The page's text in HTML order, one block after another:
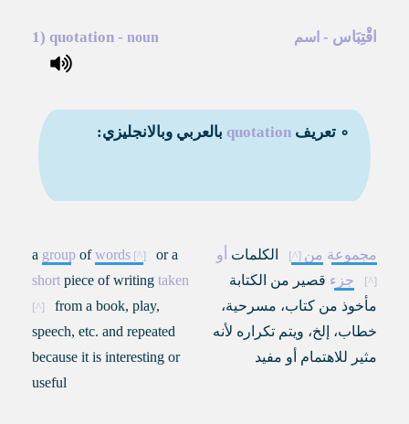
اقْتِبَاس - اسم 1) quotation - noun
∘ تعريفquotation بالعربي وبالانجليزي:
مجموعة من الكلمات أو
جزء قصير من الكتابة
مأخوذ من كتاب، مسرحية،
خطاب، إلخ، ويتم تكراره لأنه
مثير للاهتمام أو مفيد
a group ofwords
or a
short piece of writing taken
from a book, play,
speech, etc. and repeated
because it is interesting or
useful